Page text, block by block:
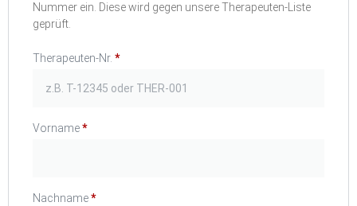
Nummer ein. Diese wird gegen unsere Therapeuten-Liste
geprüft.
Therapeuten-Nr. *
Vorname*
Nachname*